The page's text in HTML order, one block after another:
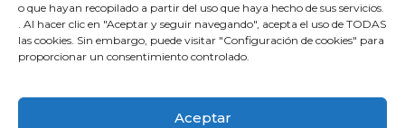
o que hayan recopilado a partir del uso que haya hecho de sus servicios.
. Al hacer clic en "Aceptar y seguir navegando", acepta el uso de TODAS
las cookies. Sin embargo, puede visitar "Configuración de cookies" para
proporcionar un consentimiento controlado.
Aceptar
© 2026 Instalación Puertas Garaje Valencia |